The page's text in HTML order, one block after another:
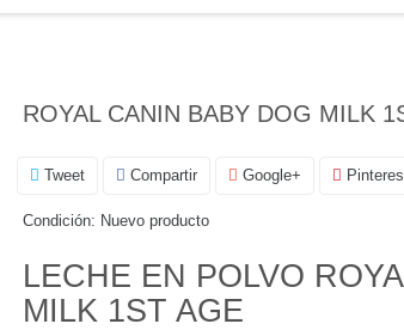
ROYAL CANIN BABY DOG MILK
Tweet Compartir Google+
Condición: Nuevo producto
LECHE EN POLVO
MILK 1ST AGE